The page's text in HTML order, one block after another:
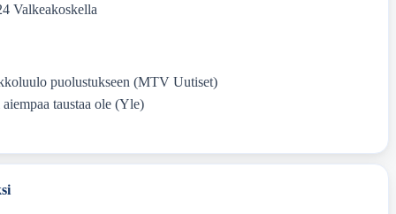
Valkeakoskella
puolustukseen (MTV Uutiset)
taustaa ole (Yle)